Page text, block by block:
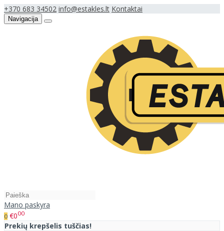
+370 683 34502 info@estakles.lt Kontaktai
Navigacija
Mano paskyra
0 €000
Prekių krepšelis tuščias!